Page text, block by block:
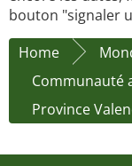
bouton "signaler
Home
Communauté
Province